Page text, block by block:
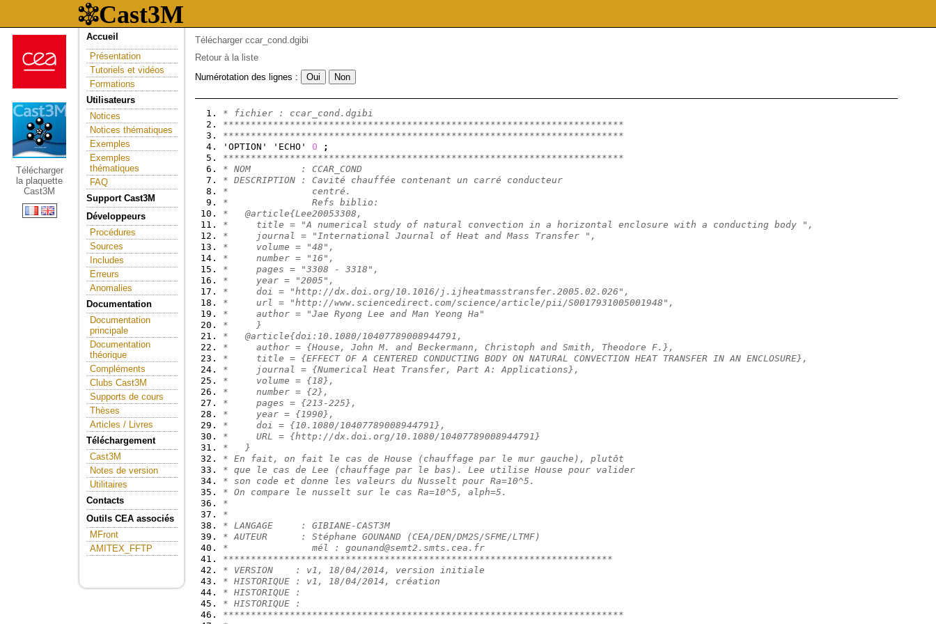
Télécharger
la plaquette
Cast3M
Accueil
Présentation
Tutoriels et vidéos
Formations
Utilisateurs
Notices
Notices thématiques
Exemples
Exemples
thématiques
FAQ
Support Cast3M
Développeurs
Procédures
Sources
Includes
Erreurs
Anomalies
Documentation
Documentation
principale
Documentation
théorique
Compléments
Clubs Cast3M
Supports de cours
Thèses
Articles / Livres
Téléchargement
Cast3M
Notes de version
Utilitaires
Contacts
Outils CEA associés
MFront
AMITEX_FFTP
Télécharger ccar_cond.dgibi
Retour à la liste
Numérotation des lignes :
* fichier : ccar_cond.dgibi
************************************************************************
************************************************************************
'OPTION' 'ECHO' 0
;
************************************************************************
* NOM         : CCAR_COND
* DESCRIPTION : Cavité chauffée contenant un carré conducteur
*               centré.
*               Refs biblio:
*   @article{Lee20053308,
*     title = "A numerical study of natural convection in a horizontal enclosure with a conducting body ",
*     journal = "International Journal of Heat and Mass Transfer ",
*     volume = "48",
*     number = "16",
*     pages = "3308 - 3318",
*     year = "2005",
*     doi = "http://dx.doi.org/10.1016/j.ijheatmasstransfer.2005.02.026",
*     url = "http://www.sciencedirect.com/science/article/pii/S0017931005001948",
*     author = "Jae Ryong Lee and Man Yeong Ha"
*     }
*   @article{doi:10.1080/10407789008944791,
*     author = {House, John M. and Beckermann, Christoph and Smith, Theodore F.},
*     title = {EFFECT OF A CENTERED CONDUCTING BODY ON NATURAL CONVECTION HEAT TRANSFER IN AN ENCLOSURE},
*     journal = {Numerical Heat Transfer, Part A: Applications},
*     volume = {18},
*     number = {2},
*     pages = {213-225},
*     year = {1990},
*     doi = {10.1080/10407789008944791},
*     URL = {http://dx.doi.org/10.1080/10407789008944791}
*   }
* En fait, on fait le cas de House (chauffage par le mur gauche), plutôt
* que le cas de Lee (chauffage par le bas). Lee utilise House pour valider
* son code et donne les valeurs du Nusselt pour Ra=10^5.
* On compare le nusselt sur le cas Ra=10^5, alph=5.
*
*
* LANGAGE     : GIBIANE-CAST3M
* AUTEUR      : Stéphane GOUNAND (CEA/DEN/DM2S/SFME/LTMF)
*               mél : gounand@semt2.smts.cea.fr
**********************************************************************
* VERSION    : v1, 18/04/2014, version initiale
* HISTORIQUE : v1, 18/04/2014, création
* HISTORIQUE :
* HISTORIQUE :
************************************************************************